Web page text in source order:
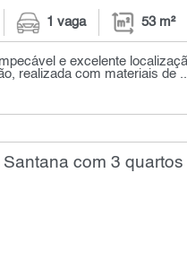
1 vaga 53 m²
e excelente
realizada com materiais de
com 3 quartos